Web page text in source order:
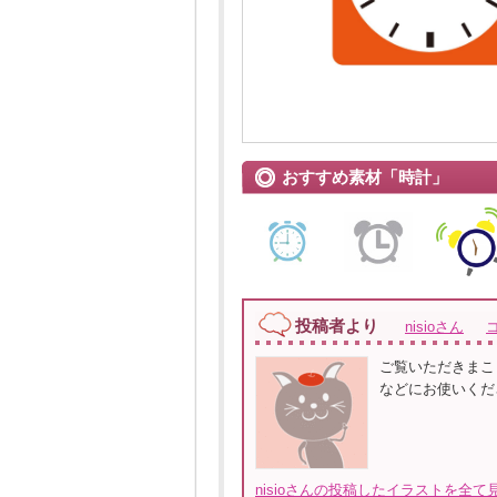
おすすめ素材「時計」
投稿者より nisioさん
ご覧いただきま
などにお使いく
nisioさんの投稿したイラストを全て